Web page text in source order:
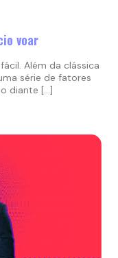
voar
Além da clássica
série de fatores
diante […]